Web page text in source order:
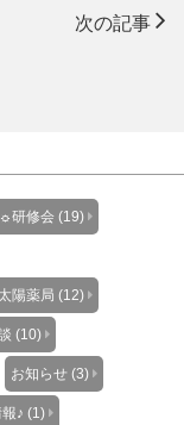
次の記事
研修会 (19)
陽薬局 (12)
(10)
お知らせ (3)
♪ (1)